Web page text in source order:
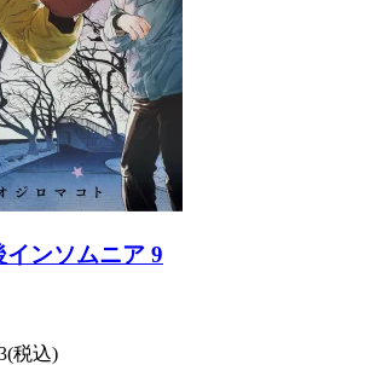
ンソムニア 9
(税込)